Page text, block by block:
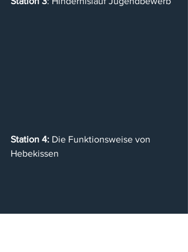
Station 4: Die Funktionsweise von
Hebekissen